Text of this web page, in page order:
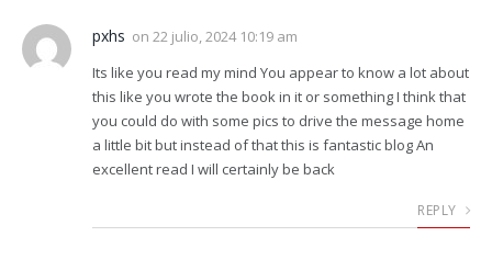
pxhs on 22 julio, 2024 10:19 am
Its like you read my mind You appear to know a lot about
this like you wrote the book in it or something I think that
you could do with some pics to drive the message home
a little bit but instead of that this is fantastic blog An
excellent read I will certainly be back
REPLY